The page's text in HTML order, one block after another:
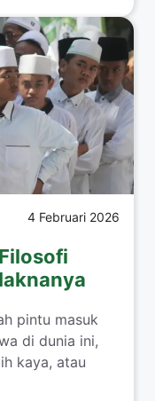
4 Februari 2026
pintu masuk
di dunia ini,
kaya, atau